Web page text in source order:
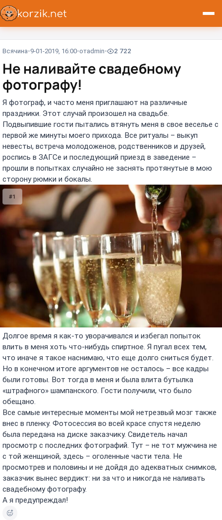
Всячина 9-01-2019, 16:00 отadmin 2 722
Не наливайте свадебному
фотографу!
Я фотограф, и часто меня приглашают на различные
праздники. Этот случай произошел на свадьбе.
Подвыпившие гости пытались втянуть меня в свое веселье с
первой же минуты моего прихода. Все ритуалы – выкуп
невесты, встреча молодоженов, родственников и друзей,
роспись в ЗАГСе и последующий приезд в заведение –
прошли в попытках случайно не заснять протянутые в мою
сторону рюмки и бокалы.
#1
Долгое время я как-то уворачивался и избегал попыток
влить в меня хоть что-нибудь спиртное. Я пугал всех тем,
что иначе я такое наснимаю, что еще долго сниться будет.
Но в конечном итоге аргументов не осталось – все кадры
были готовы. Вот тогда в меня и была влита бутылка
«штрафного» шампанского. Гости получили, что было
обещано.
Все самые интересные моменты мой нетрезвый мозг также
внес в пленку. Фотосессия во всей красе спустя неделю
была передана на диске заказчику. Свидетель начал
просмотр с последних фотографий. Тут – не тот мужчина не
с той женщиной, здесь – оголенные части тела. Не
просмотрев и половины и не дойдя до адекватных снимков,
заказчик вынес вердикт: ни за что и никогда не наливать
свадебному фотографу.
А я предупреждал!